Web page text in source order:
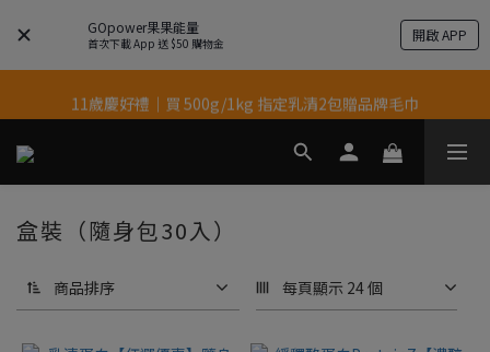
GOpower果果能量
首次下載 App 送 $50 購物金 開啟 APP
果果11歲慶｜App 下單享 5% 購物金回饋
結帳輸入優惠代碼【gopower】享全單95折優惠！
11歲慶好禮｜買 500g/1kg 指定乳清2包贈品牌毛巾
果果11歲慶｜App 下單享 5% 購物金回饋
盒裝（隨身包30入）
商品排序 每頁顯示 24 個